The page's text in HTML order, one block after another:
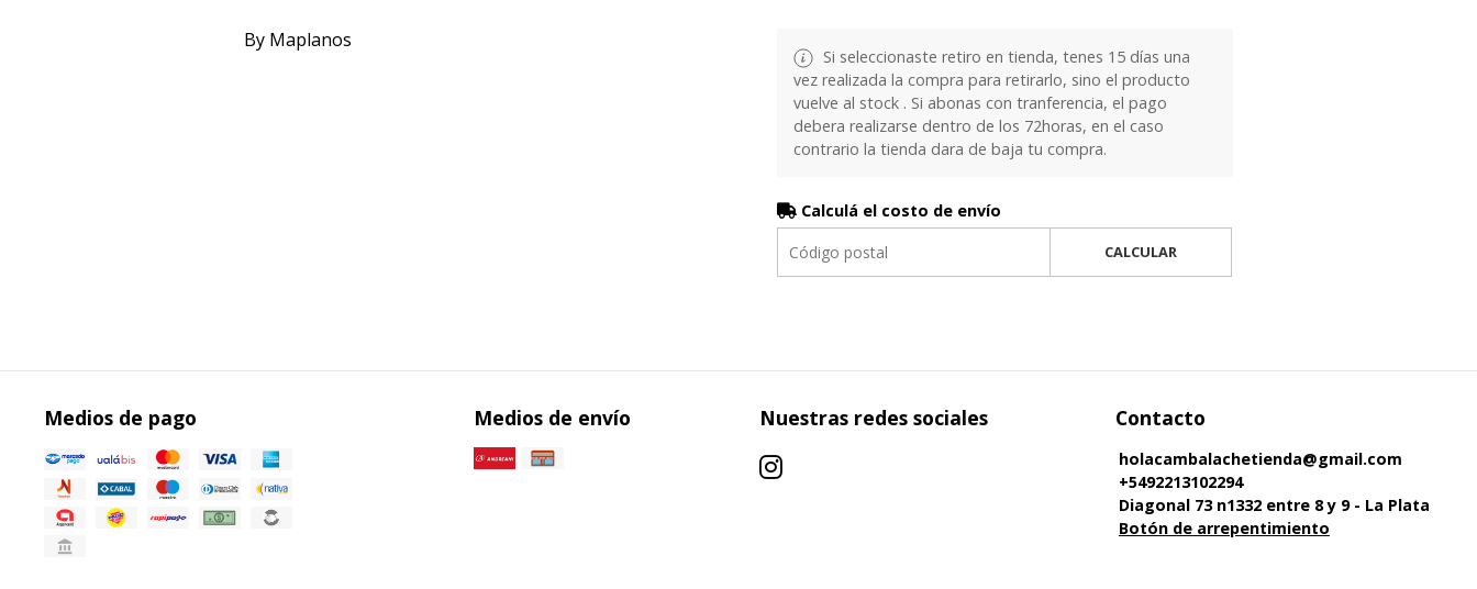
By Maplanos
Si seleccionaste retiro en tienda, tenes 15 días una
vez realizada la compra para retirarlo, sino el producto
vuelve al stock . Si abonas con tranferencia, el pago
debera realizarse dentro de los 72horas, en el caso
contrario la tienda dara de baja tu compra.
Calculá el costo de envío
CALCULAR
Medios de pago Medios de envío Nuestras redes sociales Contacto
holacambalachetienda@gmail.com
+5492213102294
Diagonal 73 n1332 entre 8 y 9 - La Plata
Botón de arrepentimiento